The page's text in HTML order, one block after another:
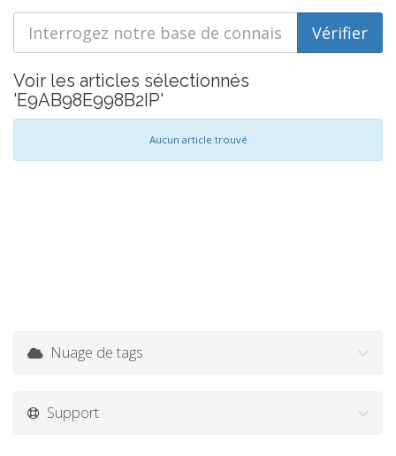
Voir les articles sélectionnés
'E9AB98E998B2IP'
Aucun article trouvé
Nuage de tags
Support